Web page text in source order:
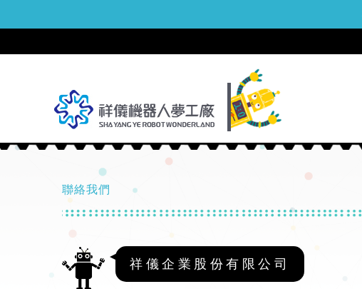
聯絡我們
祥儀企業股份有限公司